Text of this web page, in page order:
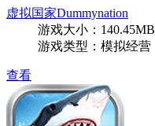
虚拟国家Dummynation
游戏大小：140.45MB
游戏类型：模拟经营
查看